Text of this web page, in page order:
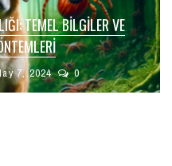
TEMEL BILGILER VE
7, 2024 0